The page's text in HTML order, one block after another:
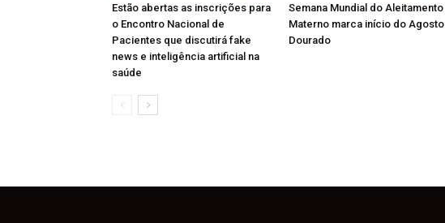
Estão abertas as inscrições para
o Encontro Nacional de
Pacientes que discutirá fake
news e inteligência artificial na
saúde
Semana Mundial do Aleitamento
Materno marca início do Agosto
Dourado